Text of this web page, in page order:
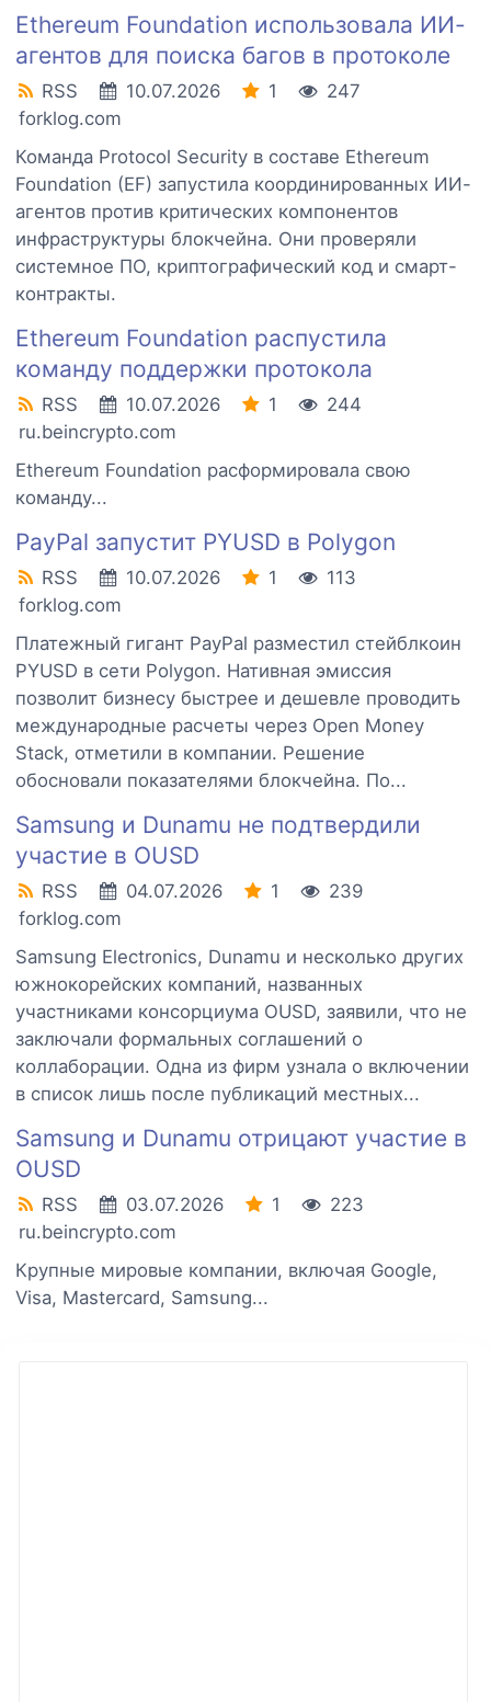
Ethereum Foundation использовала ИИ-
агентов для поиска багов в протоколе
RSS 10.07.2026 1
247
forklog.com
Команда Protocol Security в составе Ethereum
Foundation (EF) запустила координированных ИИ-
агентов против критических компонентов
инфраструктуры блокчейна. Они проверяли
системное ПО, криптографический код и смарт-
контракты.
Ethereum Foundation распустила
команду поддержки протокола
RSS 10.07.2026 1
244
ru.beincrypto.com
Ethereum Foundation расформировала свою
команду...
PayPal запустит PYUSD в Polygon
RSS 10.07.2026 1
113
forklog.com
Платежный гигант PayPal разместил стейблкоин
PYUSD в сети Polygon. Нативная эмиссия
позволит бизнесу быстрее и дешевле проводить
международные расчеты через Open Money
Stack, отметили в компании. Решение
обосновали показателями блокчейна. По...
Samsung и Dunamu не подтвердили
участие в OUSD
RSS 04.07.2026 1
239
forklog.com
Samsung Electronics, Dunamu и несколько других
южнокорейских компаний, названных
участниками консорциума OUSD, заявили, что не
заключали формальных соглашений о
коллаборации. Одна из фирм узнала о включении
в список лишь после публикаций местных...
Samsung и Dunamu отрицают участие в
OUSD
RSS 03.07.2026 1
223
ru.beincrypto.com
Крупные мировые компании, включая Google,
Visa, Mastercard, Samsung...